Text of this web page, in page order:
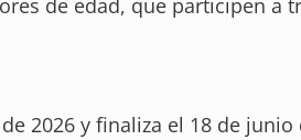
de edad, que participen a
2026 y finaliza el 18 de junio